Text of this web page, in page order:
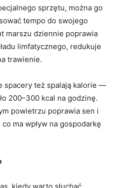
sprzętu, można go
tempo do swojego
marszu dziennie poprawia
limfatycznego, redukuje
trawienie.
spacery też spalają kalorie —
200–300 kcal na godzinę.
powietrzu poprawia sen i
ma wpływ na gospodarkę